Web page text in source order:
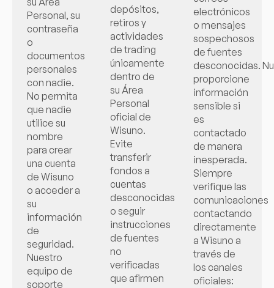
Personal, su
contraseña
o
documentos
personales
con nadie.
No permita
que nadie
utilice su
nombre
para crear
una cuenta
de Wisuno
o acceder a
su
información
de
seguridad.
Nuestro
equipo de
soporte
depósitos,
retiros y
actividades
de trading
únicamente
dentro de
su Área
Personal
oficial de
Wisuno.
Evite
transferir
fondos a
cuentas
desconocidas
o seguir
instrucciones
de fuentes
no
verificadas
que afirmen
electrónicos
o mensajes
sospechosos
de fuentes
desconocidas.
proporcione
información
sensible si
es
contactado
de manera
inesperada.
Siempre
verifique las
comunicaciones
contactando
directamente
a Wisuno a
través de
los canales
oficiales: